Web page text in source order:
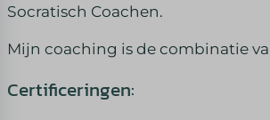
Socratisch Coachen.
Mijn coaching is de combinatie
Certificeringen: